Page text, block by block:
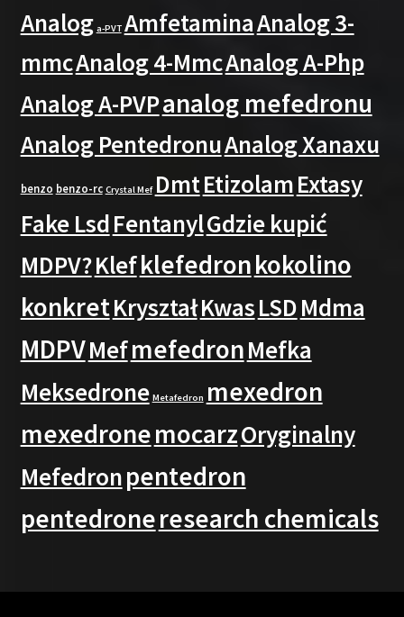
Analog a-PVT AmfetaminaAnalog 3-
mmcAnalog 4-MmcAnalog A-Php
Analog A-PVPanalog mefedronu
Analog PentedronuAnalog Xanaxu
benzo benzo-rc Crystal Mef DmtEtizolamExtasy
Fake LsdFentanylGdzie kupić
MDPV?Klefklefedronkokolino
konkretKryształKwasLSDMdma
MDPVMefmefedronMefka
Meksedrone Metafedron mexedron
mexedronemocarzOryginalny
Mefedronpentedron
pentedroneresearch chemicals